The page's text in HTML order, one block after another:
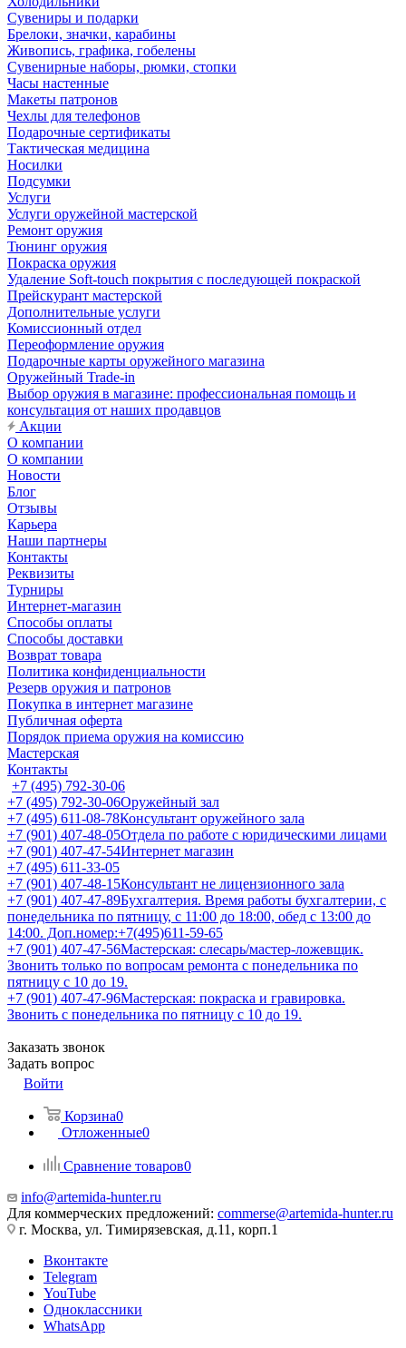
Сувениры и подарки
Брелоки, значки, карабины
Живопись, графика, гобелены
Сувенирные наборы, рюмки, стопки
Часы настенные
Макеты патронов
Чехлы для телефонов
Подарочные сертификаты
Тактическая медицина
Носилки
Подсумки
Услуги
Услуги оружейной мастерской
Ремонт оружия
Тюнинг оружия
Покраска оружия
Удаление Soft-touch покрытия с последующей покраской
Прейскурант мастерской
Дополнительные услуги
Комиссионный отдел
Переоформление оружия
Подарочные карты оружейного магазина
Оружейный Trade-in
Выбор оружия в магазине: профессиональная помощь и
консультация от наших продавцов
Акции
О компании
О компании
Новости
Блог
Отзывы
Карьера
Наши партнеры
Контакты
Реквизиты
Турниры
Интернет-магазин
Способы оплаты
Способы доставки
Возврат товара
Политика конфиденциальности
Резерв оружия и патронов
Покупка в интернет магазине
Публичная оферта
Порядок приема оружия на комиссию
Мастерская
Контакты
+7 (495) 792-30-06
+7 (495) 792-30-06Оружейный зал
+7 (495) 611-08-78Консультант оружейного зала
+7 (901) 407-48-05Отдела по работе с юридическими лицами
+7 (901) 407-47-54Интернет магазин
+7 (495) 611-33-05
+7 (901) 407-48-15Консультант не лицензионного зала
+7 (901) 407-47-89Бухгалтерия. Время работы бухгалтерии, с
понедельника по пятницу, с 11:00 до 18:00, обед с 13:00 до
14:00. Доп.номер:+7(495)611-59-65
+7 (901) 407-47-56Мастерская: слесарь/мастер-ложевщик.
Звонить только по вопросам ремонта с понедельника по
пятницу с 10 до 19.
+7 (901) 407-47-96Мастерская: покраска и гравировка.
Звонить с понедельника по пятницу с 10 до 19.
Заказать звонок
Задать вопрос
Войти
Корзина0
Отложенные0
Сравнение товаров0
info@artemida-hunter.ru
Для коммерческих предложений: commerse@artemida-hunter.ru
г. Москва, ул. Тимирязевская, д.11, корп.1
Вконтакте
Telegram
YouTube
Одноклассники
WhatsApp